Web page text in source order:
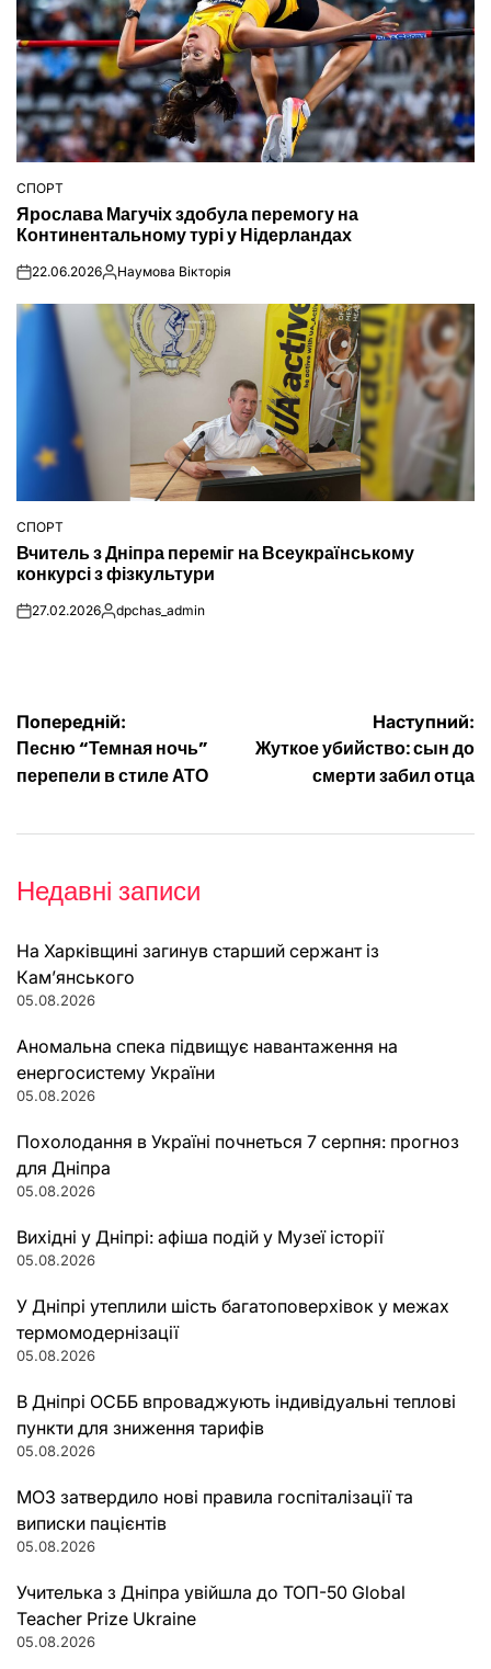
ОПУБЛІКУВАТИ
У
СПОРТ
Ярослава Магучіх здобула перемогу на
Континентальному турі у Нідерландах
on22.06.2026Опубліковано
Наумова Вікторія
ОПУБЛІКУВАТИ
У
СПОРТ
Вчитель з Дніпра переміг на Всеукраїнському
конкурсі з фізкультури
on27.02.2026Опубліковано
dpchas_admin
Навігація
записів
Попередній:
Песню “Темная ночь”
перепели в стиле АТО
Наступний:
Жуткое убийство: сын до
смерти забил отца
Недавні записи
На Харківщині загинув старший сержант із
Кам’янського
05.08.2026
Аномальна спека підвищує навантаження на
енергосистему України
05.08.2026
Похолодання в Україні почнеться 7 серпня: прогноз
для Дніпра
05.08.2026
Вихідні у Дніпрі: афіша подій у Музеї історії
05.08.2026
У Дніпрі утеплили шість багатоповерхівок у межах
термомодернізації
05.08.2026
В Дніпрі ОСББ впроваджують індивідуальні теплові
пункти для зниження тарифів
05.08.2026
МОЗ затвердило нові правила госпіталізації та
виписки пацієнтів
05.08.2026
Учителька з Дніпра увійшла до ТОП-50 Global
Teacher Prize Ukraine
05.08.2026